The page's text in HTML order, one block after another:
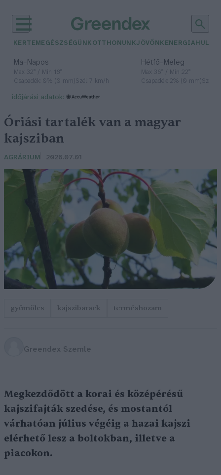
KERTEM EGÉSZSÉGÜNK OTTHONUNKJÖVŐNK ENERGIA
Ma– Napos
Max 32° / Min 18°
Csapadék: 0% (0 mm)Szél: 7 km/h
Hétfő– Meleg
Max 36° / Min 22°
Csapadék: 2% (0 mm)Szél:
időjárási adatok:
Óriási tartalék van a magyar
kajsziban
AGRÁRIUM 2026.07.01
gyümölcs kajszibarack terméshozam
Greendex Szemle
Megkezdődött a korai és középérésű
kajszifajták szedése, és mostantól
várhatóan július végéig a hazai kajszi
elérhető lesz a boltokban, illetve a
piacokon.